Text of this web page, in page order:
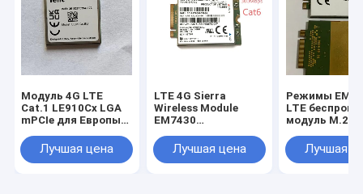
Модуль 4G LTE
Cat.1 LE910Cx LGA
mPCIe для Европы
модуль LE910C1-EU
с функцией GNSS
Лучшая цена
LTE 4G Sierra
Wireless Module
EM7430
глобальные сети 3G
и 4G
Лучшая цена
Режимы
LTE
модуль M.2 к
FCCЛучшая